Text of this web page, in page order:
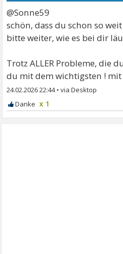
@Sonne59
schön, dass du schon so
bitte weiter, wie es bei dir
Trotz ALLER Probleme, die
du mit dem wichtigsten ! mit
24.02.2026 22:44•
x 1